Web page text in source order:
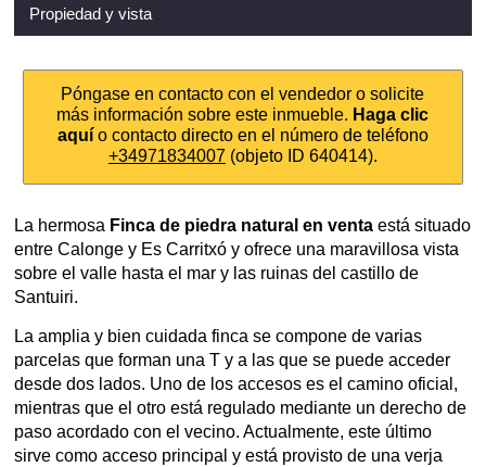
Propiedad y vista
Póngase en contacto con el vendedor o solicite
más información sobre este inmueble. Haga clic
aquío contacto directo en el número de teléfono
+34971834007(objeto ID 640414).
La hermosa Finca de piedra natural en venta está situado
entre Calonge y Es Carritxó y ofrece una maravillosa vista
sobre el valle hasta el mar y las ruinas del castillo de
Santuiri.
La amplia y bien cuidada finca se compone de varias
parcelas que forman una T y a las que se puede acceder
desde dos lados. Uno de los accesos es el camino oficial,
mientras que el otro está regulado mediante un derecho de
paso acordado con el vecino. Actualmente, este último
sirve como acceso principal y está provisto de una verja